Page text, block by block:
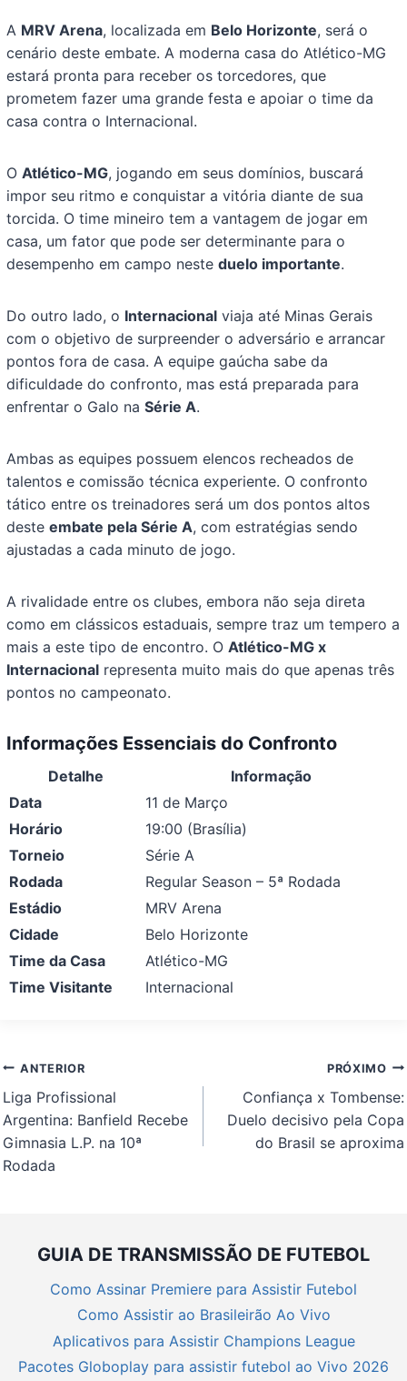
A MRV Arena, localizada em Belo Horizonte, será o
cenário deste embate. A moderna casa do Atlético-MG
estará pronta para receber os torcedores, que
prometem fazer uma grande festa e apoiar o time da
casa contra o Internacional.
OAtlético-MG, jogando em seus domínios, buscará
impor seu ritmo e conquistar a vitória diante de sua
torcida. O time mineiro tem a vantagem de jogar em
casa, um fator que pode ser determinante para o
desempenho em campo nesteduelo importante.
Do outro lado, o Internacional viaja até Minas Gerais
com o objetivo de surpreender o adversário e arrancar
pontos fora de casa. A equipe gaúcha sabe da
dificuldade do confronto, mas está preparada para
enfrentar o Galo naSérie A.
Ambas as equipes possuem elencos recheados de
talentos e comissão técnica experiente. O confronto
tático entre os treinadores será um dos pontos altos
desteembate pela Série A, com estratégias sendo
ajustadas a cada minuto de jogo.
A rivalidade entre os clubes, embora não seja direta
como em clássicos estaduais, sempre traz um tempero a
mais a este tipo de encontro. OAtlético-MG x
Internacional representa muito mais do que apenas três
pontos no campeonato.
Informações Essenciais do Confronto
Detalhe
Informação
Data
11 de Março
Horário
19:00 (Brasília)
Torneio
Série A
Rodada
Regular Season – 5ª Rodada
Estádio
MRV Arena
Cidade
Belo Horizonte
Time da Casa
Atlético-MG
Time Visitante
Internacional
Navegação
de
Post
ANTERIOR
Liga Profissional
Argentina: Banfield Recebe
Gimnasia L.P. na 10ª
Rodada
PRÓXIMO
Confiança x Tombense:
Duelo decisivo pela Copa
do Brasil se aproxima
GUIA DE TRANSMISSÃO DE FUTEBOL
Como Assinar Premiere para Assistir Futebol
Como Assistir ao Brasileirão Ao Vivo
Aplicativos para Assistir Champions League
Pacotes Globoplay para assistir futebol ao Vivo 2026